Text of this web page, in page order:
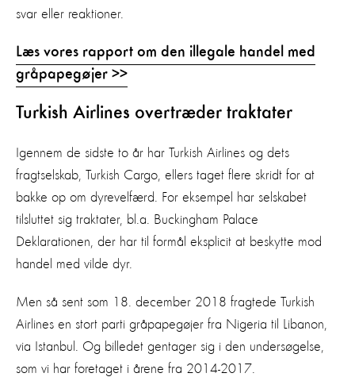
svar eller reaktioner.
Læs vores rapport om den illegale handel med
gråpapegøjer >>
Turkish Airlines overtræder traktater
Igennem de sidste to år har Turkish Airlines og dets
fragtselskab, Turkish Cargo, ellers taget flere skridt for at
bakke op om dyrevelfærd. For eksempel har selskabet
tilsluttet sig traktater, bl.a. Buckingham Palace
Deklarationen, der har til formål eksplicit at beskytte mod
handel med vilde dyr.
Men så sent som 18. december 2018 fragtede Turkish
Airlines en stort parti gråpapegøjer fra Nigeria til Libanon,
via Istanbul. Og billedet gentager sig i den undersøgelse,
som vi har foretaget i årene fra 2014-2017.